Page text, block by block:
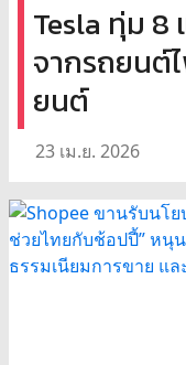
Tesla ทุ่ม 8
จากรถยนต์
ยนต์
23 เม.ย. 2026